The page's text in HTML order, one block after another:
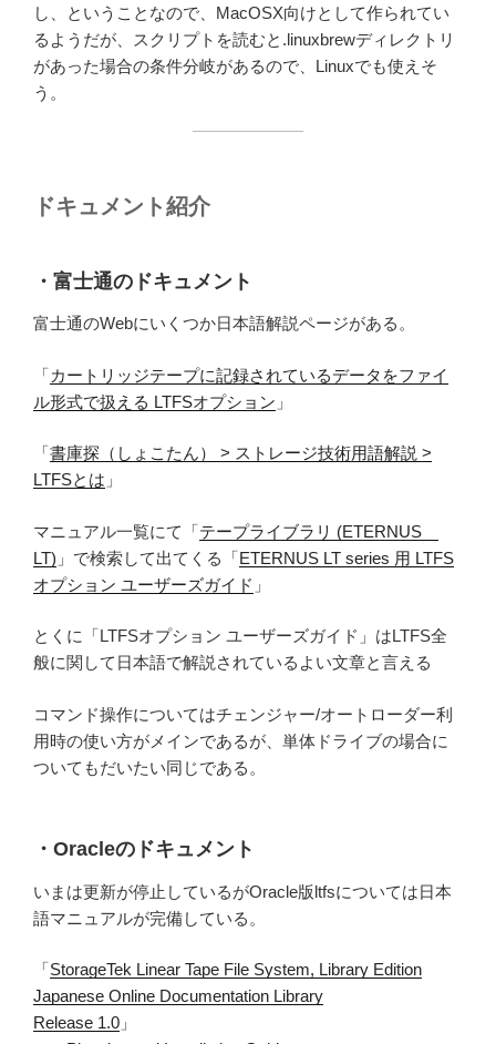
し、ということなので、MacOSX向けとして作られてい
るようだが、スクリプトを読むと.linuxbrewディレクトリ
があった場合の条件分岐があるので、Linuxでも使えそ
う。
ドキュメント紹介
・富士通のドキュメント
富士通のWebにいくつか日本語解説ページがある。
「カートリッジテープに記録されているデータをファイ
ル形式で扱える LTFSオプション 」
「書庫探（しょこたん） > ストレージ技術用語解説 >
LTFSとは 」
マニュアル一覧にて「テープライブラリ (ETERNUS
LT) 」で検索して出てくる「ETERNUS LT series 用 LTFS
オプション ユーザーズガイド 」
とくに「LTFSオプション ユーザーズガイド」はLTFS全
般に関して日本語で解説されているよい文章と言える
コマンド操作についてはチェンジャー/オートローダー利
用時の使い方がメインであるが、単体ドライブの場合に
ついてもだいたい同じである。
・Oracleのドキュメント
いまは更新が停止しているがOracle版ltfsについては日本
語マニュアルが完備している。
「StorageTek Linear Tape File System, Library Edition
Japanese Online Documentation Library
Release 1.0 」